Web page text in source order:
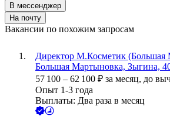
В мессенджер
На почту
Вакансии по похожим запросам
Директор М.Косметик (Большая
Большая Мартыновка, Зыгина,
57 100 – 62 100 ₽ за месяц, до
Опыт 1-3 года
Выплаты: Два раза в месяц